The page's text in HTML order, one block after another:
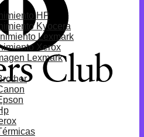
HP
Kyocera
Lexmark
Xerox
Lexmark